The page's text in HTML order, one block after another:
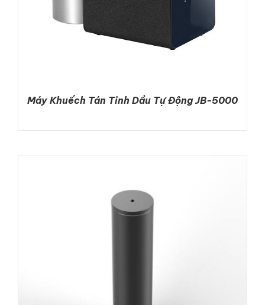
DETAILS
Máy Khuếch Tán Tinh Dầu Tự Động JB-5000